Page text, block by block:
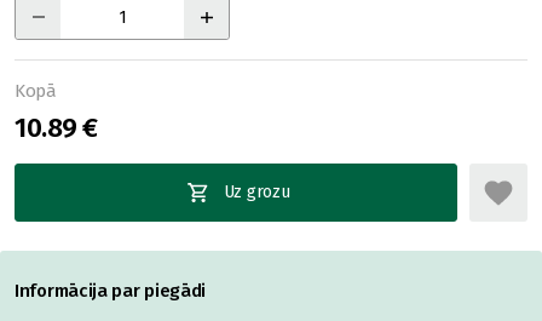
Kopā
10.89 €
Uz grozu
Informācija par piegādi